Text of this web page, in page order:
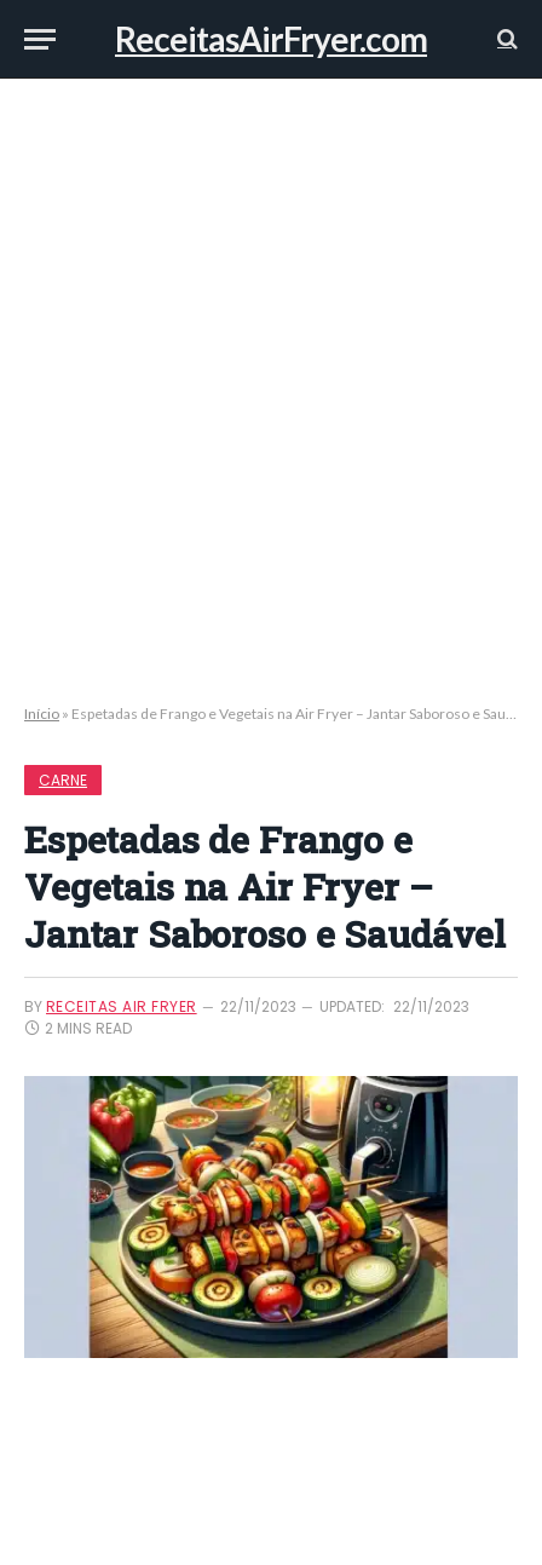
ReceitasAirFryer.com
Início » Espetadas de Frango e Vegetais na Air Fryer – Jantar Saboroso e Saudável
CARNE
Espetadas de Frango e
Vegetais na Air Fryer –
Jantar Saboroso e Saudável
BYRECEITAS AIR FRYER 22/11/2023 UPDATED: 22/11/2023
2 MINS READ